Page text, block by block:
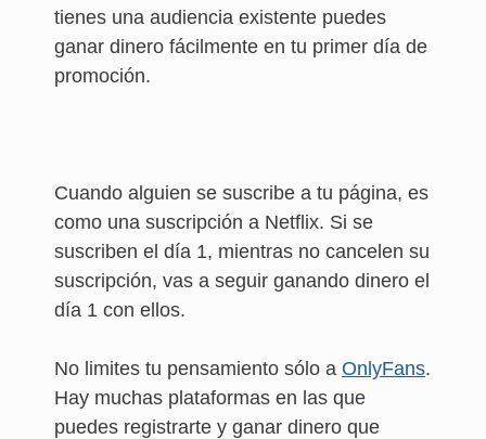
tienes una audiencia existente puedes
ganar dinero fácilmente en tu primer día de
promoción.
Cuando alguien se suscribe a tu página, es
como una suscripción a Netflix. Si se
suscriben el día 1, mientras no cancelen su
suscripción, vas a seguir ganando dinero el
día 1 con ellos.
No limites tu pensamiento sólo a OnlyFans.
Hay muchas plataformas en las que
puedes registrarte y ganar dinero que